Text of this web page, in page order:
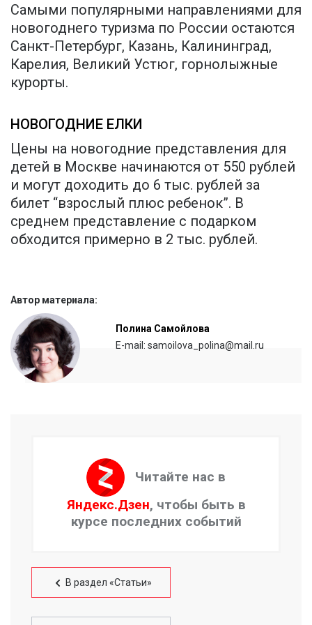
Самыми популярными направлениями для
новогоднего туризма по России остаются
Санкт-Петербург, Казань, Калининград,
Карелия, Великий Устюг, горнолыжные
курорты.
НОВОГОДНИЕ ЕЛКИ
Цены на новогодние представления для
детей в Москве начинаются от 550 рублей
и могут доходить до 6 тыс. рублей за
билет “взрослый плюс ребенок”. В
среднем представление с подарком
обходится примерно в 2 тыс. рублей.
Автор материала:
Полина Самойлова
E-mail: samoilova_polina@mail.ru
Читайте нас в
Яндекс.Дзен, чтобы быть в
курсе последних событий
В раздел «Статьи»